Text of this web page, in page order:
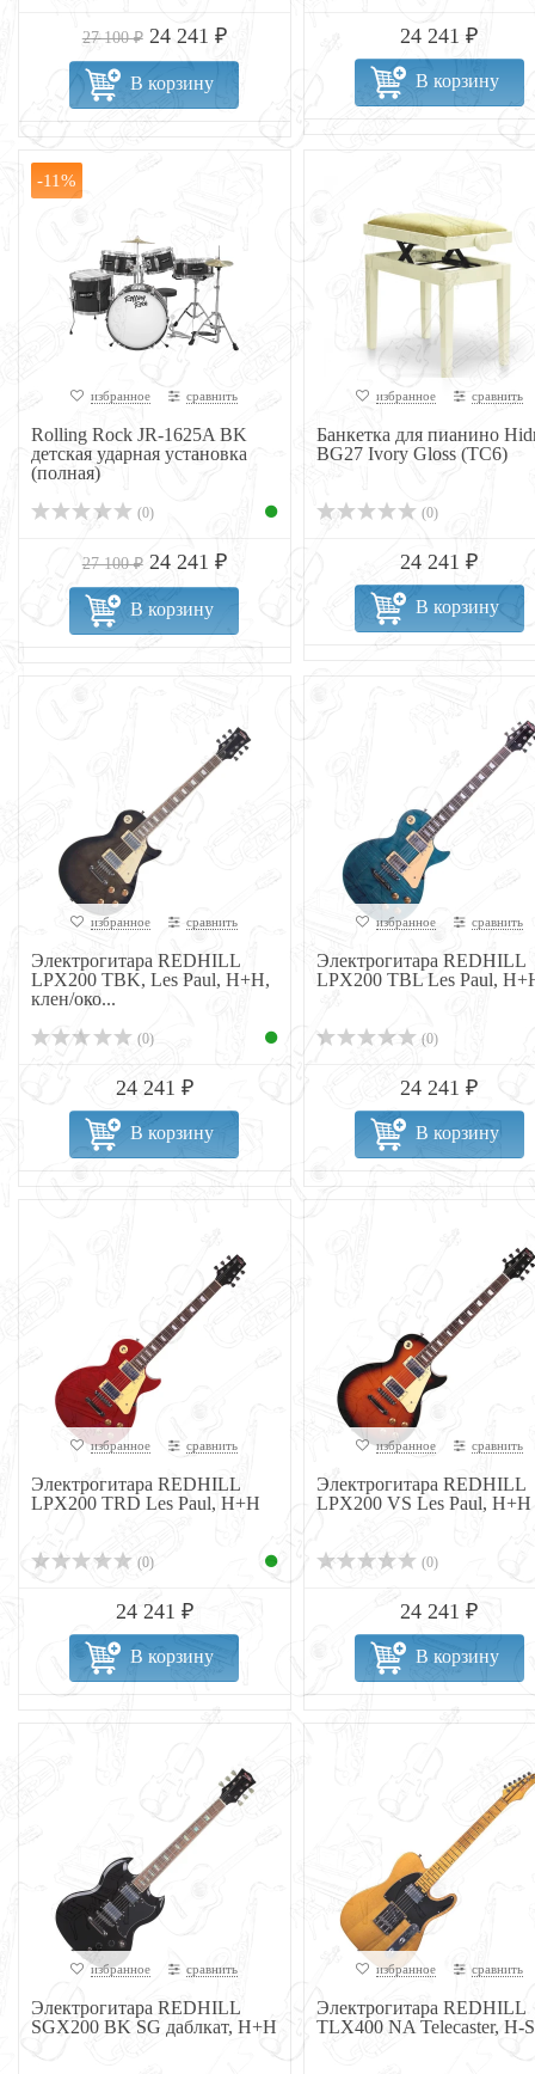
27 100 ₽ 24 241 ₽
В корзину
24 241 ₽
В корзину
-11%
избранное сравнить
Rolling Rock JR-1625A BK
детская ударная установка
(полная)
(0)
27 100 ₽ 24 241 ₽
В корзину
избранное сравнить
Банкетка для пианино
BG27 Ivory Gloss (TC6)
(0)
24 241 ₽
В корзину
избранное сравнить
Электрогитара REDHILL
LPX200 TBK, Les Paul, H+H,
клен/око...
(0)
24 241 ₽
В корзину
избранное сравнить
Электрогитара REDHILL
LPX200 TBL Les Paul,
(0)
24 241 ₽
В корзину
избранное сравнить
Электрогитара REDHILL
LPX200 TRD Les Paul, H+H
(0)
24 241 ₽
В корзину
избранное сравнить
Электрогитара REDHILL
LPX200 VS Les Paul, H+H
(0)
24 241 ₽
В корзину
избранное сравнить
Электрогитара REDHILL
SGX200 BK SG даблкат, H+H
избранное сравнить
Электрогитара REDHILL
TLX400 NA Telecaster, H-S